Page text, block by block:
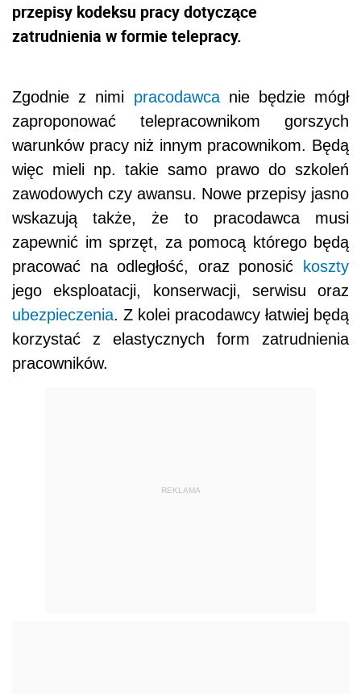
przepisy kodeksu pracy dotyczące
zatrudnienia w formie telepracy.
Zgodnie z nimi pracodawcanie będzie mógł
zaproponować telepracownikom gorszych
warunków pracy niż innym pracownikom. Będą
więc mieli np. takie samo prawo do szkoleń
zawodowych czy awansu. Nowe przepisy jasno
wskazują także, że to pracodawca musi
zapewnić im sprzęt, za pomocą którego będą
pracować na odległość, oraz ponosić
koszty
jego eksploatacji, konserwacji, serwisu oraz
ubezpieczenia. Z kolei pracodawcy łatwiej będą
korzystać z elastycznych form zatrudnienia
pracowników.
REKLAMA